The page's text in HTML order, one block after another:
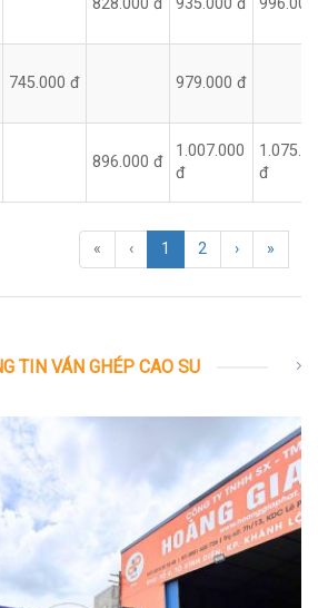
« ‹ 1 2 › »
828.000 đ 935.000 đ
745.000 đ 979.000 đ
896.000 đ
1.007.000
đ
đ
TIN VÁN GHÉP CAO SU